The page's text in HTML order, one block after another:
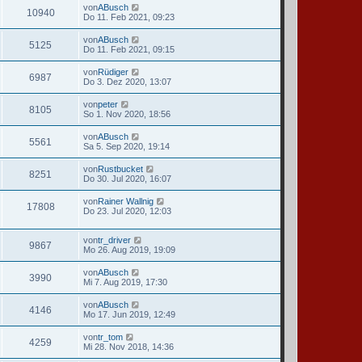
10940 vonABusch
Do 11. Feb 2021, 09:23
5125 vonABusch
Do 11. Feb 2021, 09:15
6987 vonRüdiger
Do 3. Dez 2020, 13:07
8105 vonpeter
So 1. Nov 2020, 18:56
5561 vonABusch
Sa 5. Sep 2020, 19:14
8251 vonRustbucket
Do 30. Jul 2020, 16:07
17808 vonRainer Wallnig
Do 23. Jul 2020, 12:03
9867 vontr_driver
Mo 26. Aug 2019, 19:09
3990 vonABusch
Mi 7. Aug 2019, 17:30
4146 vonABusch
Mo 17. Jun 2019, 12:49
4259 vontr_tom
Mi 28. Nov 2018, 14:36